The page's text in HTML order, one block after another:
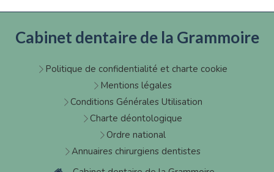
Cabinet dentaire de la Grammoire
Politique de confidentialité et charte cookie
Mentions légales
Conditions Générales Utilisation
Charte déontologique
Ordre national
Annuaires chirurgiens dentistes